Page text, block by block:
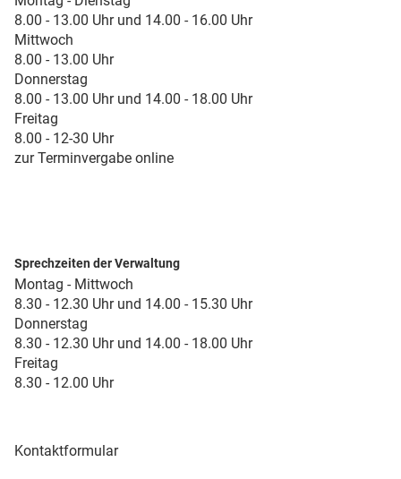
8.00 - 13.00 Uhr und 14.00 - 16.00 Uhr
Mittwoch
8.00 - 13.00 Uhr
Donnerstag
8.00 - 13.00 Uhr und 14.00 - 18.00 Uhr
Freitag
8.00 - 12-30 Uhr
zur Terminvergabe online
Sprechzeiten der Verwaltung
Montag - Mittwoch
8.30 - 12.30 Uhr und 14.00 - 15.30 Uhr
Donnerstag
8.30 - 12.30 Uhr und 14.00 - 18.00 Uhr
Freitag
8.30 - 12.00 Uhr
Kontaktformular